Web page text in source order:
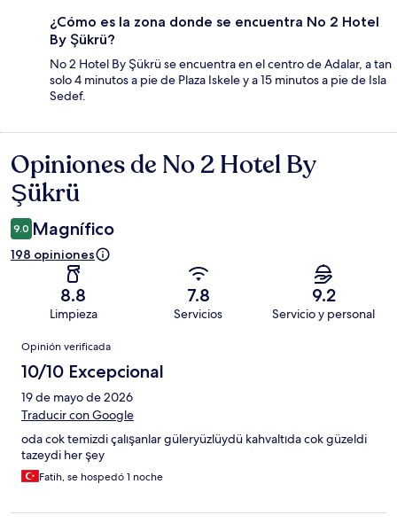
¿Cómo es la zona donde se encuentra No 2 Hotel
By Şükrü?
No 2 Hotel By Şükrü se encuentra en el centro de Adalar, a tan
solo 4 minutos a pie de Plaza Iskele y a 15 minutos a pie de Isla
Sedef.
Opiniones
Opiniones de No 2 Hotel By
Şükrü
9.0 Magnífico
198 opiniones
8.8
Limpieza
7.8
Servicios
9.2
Servicio y personal
Opiniones
Opinión verificada
10/10 Excepcional
19 de mayo de 2026
Traducir con Google
oda cok temizdi çalışanlar güleryüzlüydü kahvaltıda cok güzeldi
tazeydi her şey
Fatih, se hospedó 1 noche